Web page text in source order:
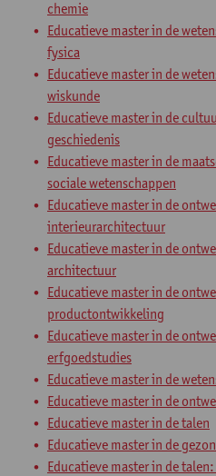
chemie
Educatieve master in de
fysica
Educatieve master in de
wiskunde
Educatieve master in de
geschiedenis
Educatieve master in de
sociale wetenschappen
Educatieve master in de
interieurarchitectuur
Educatieve master in de
architectuur
Educatieve master in de
productontwikkeling
Educatieve master in de
erfgoedstudies
Educatieve master in de
Educatieve master in de
Educatieve master in de talen
Educatieve master in de
Educatieve master in de